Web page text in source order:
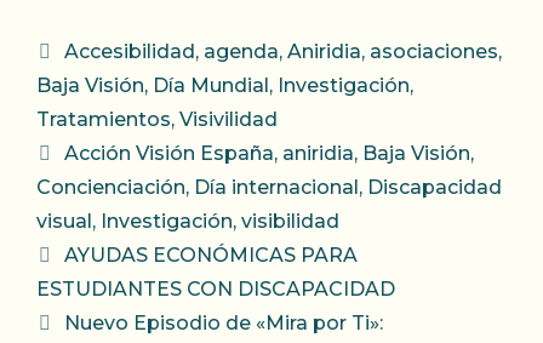
Categorías
Accesibilidad, agenda, Aniridia, asociaciones,
Baja Visión, Día Mundial, Investigación,
Tratamientos, Visivilidad
Etiquetas
Acción Visión España, aniridia, Baja Visión,
Concienciación, Día internacional, Discapacidad
visual, Investigación, visibilidad
AYUDAS ECONÓMICAS PARA
ESTUDIANTES CON DISCAPACIDAD
Nuevo Episodio de «Mira por Ti»: